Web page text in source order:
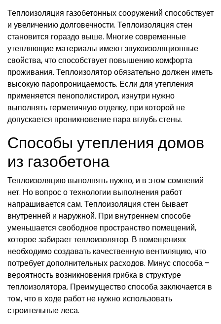
Теплоизоляция газобетонных сооружений способствует
и увеличению долговечности. Теплоизоляция стен
становится гораздо выше. Многие современные
утепляющие материалы имеют звукоизоляционные
свойства, что способствует повышению комфорта
проживания. Теплоизолятор обязательно должен иметь
высокую паропроницаемость. Если для утепления
применяется пенополистирол, изнутри нужно
выполнять герметичную отделку, при которой не
допускается проникновение пара вглубь стены.
Способы утепления домов
из газобетона
Теплоизоляцию выполнять нужно, и в этом сомнений
нет. Но вопрос о технологии выполнения работ
напрашивается сам. Теплоизоляция стен бывает
внутренней и наружной. При внутреннем способе
уменьшается свободное пространство помещений,
которое забирает теплоизолятор. В помещениях
необходимо создавать качественную вентиляцию, что
потребует дополнительных расходов. Минус способа –
вероятность возникновения грибка в структуре
теплоизолятора. Преимущество способа заключается в
том, что в ходе работ не нужно использовать
строительные леса.